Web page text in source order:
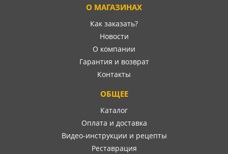
О МАГАЗИНАХ
Как заказать?
Новости
О компании
Гарантия и возврат
Контакты
ОБЩЕЕ
Каталог
Оплата и доставка
Видео-инструкции и рецепты
Реставрация